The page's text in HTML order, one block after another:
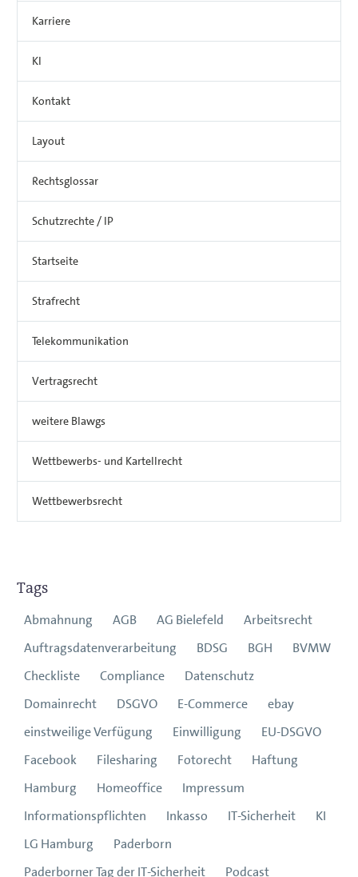
Karriere
KI
Kontakt
Layout
Rechtsglossar
Schutzrechte / IP
Startseite
Strafrecht
Telekommunikation
Vertragsrecht
weitere Blawgs
Wettbewerbs- und Kartellrecht
Wettbewerbsrecht
Tags
Abmahnung AGB AG Bielefeld
Arbeitsrecht
Auftragsdatenverarbeitung
BDSG BGH
BVMW
Checkliste
Compliance
Datenschutz
Domainrecht
DSGVO E-Commerce
ebay
einstweilige Verfügung
Einwilligung
EU-DSGVO
Facebook
Filesharing Fotorecht
Haftung
Hamburg
Homeoffice
Impressum
Informationspflichten
Inkasso IT-Sicherheit
KI
LG Hamburg
Paderborn
Paderborner Tag der IT-Sicherheit
Podcast